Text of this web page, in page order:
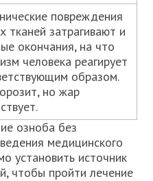
повреждения
тканей затрагивают и
окончания, на что
человека реагирует
образом.
но жар
озноба без
медицинского
установить источник
чтобы пройти лечение